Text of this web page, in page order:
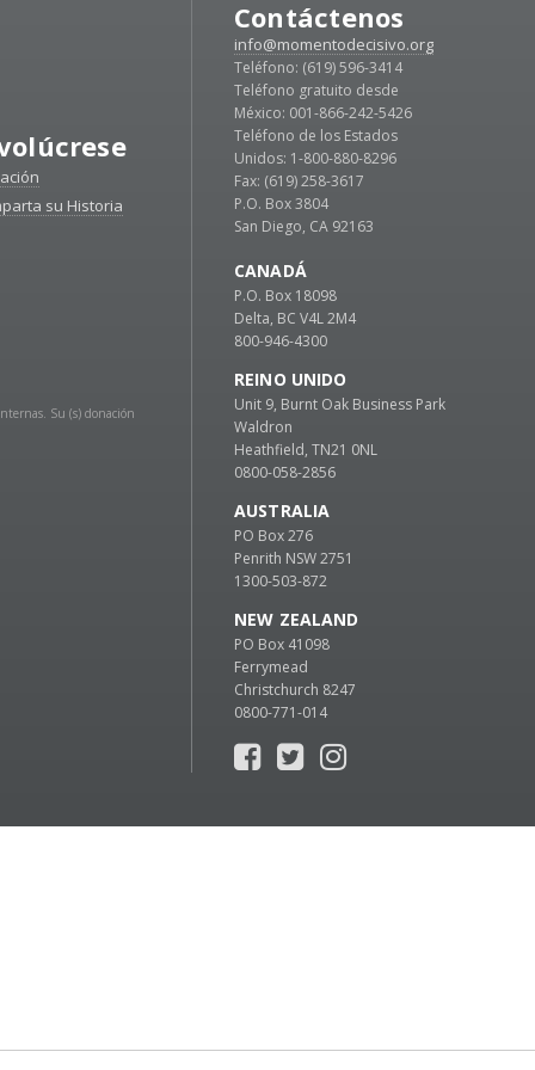
su Historia
Su (s) donación
Contáctenos
info@momentodecisivo.org
Teléfono: (619) 596-3414
Teléfono gratuito desde
México: 001-866-242-5426
Teléfono de los Estados
Unidos: 1-800-880-8296
Fax: (619) 258-3617
P.O. Box 3804
San Diego, CA 92163
CANADÁ
P.O. Box 18098
Delta, BC V4L 2M4
800-946-4300
REINO UNIDO
Unit 9, Burnt Oak Business Park
Waldron
Heathfield, TN21 0NL
0800-058-2856
AUSTRALIA
PO Box 276
Penrith NSW 2751
1300-503-872
NEW ZEALAND
PO Box 41098
Ferrymead
Christchurch 8247
0800-771-014